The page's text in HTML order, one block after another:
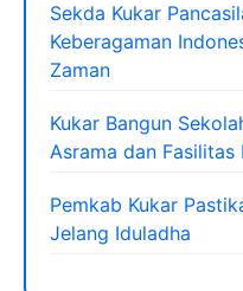
Sekda Kukar
Keberagaman
Zaman
Kukar Bangun
Asrama dan
Pemkab Kukar
Jelang Iduladha